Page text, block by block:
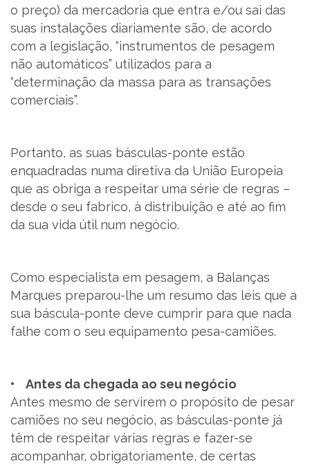
LIVRO DE RECLAMAÇÕES
PT
o preço) da mercadoria que entra e/ou sai das
suas instalações diariamente são, de acordo
com a legislação, “instrumentos de pesagem
não automáticos” utilizados para a
“determinação da massa para as transações
comerciais”.
Portanto, as suas básculas-ponte estão
enquadradas numa diretiva da União Europeia
que as obriga a respeitar uma série de regras –
desde o seu fabrico, à distribuição e até ao fim
da sua vida útil num negócio.
Como especialista em pesagem, a Balanças
Marques preparou-lhe um resumo das leis que a
sua báscula-ponte deve cumprir para que nada
falhe com o seu equipamento pesa-camiões.
• Antes da chegada ao seu negócio
Antes mesmo de servirem o propósito de pesar
camiões no seu negócio, as básculas-ponte já
têm de respeitar várias regras e fazer-se
acompanhar, obrigatoriamente, de certas